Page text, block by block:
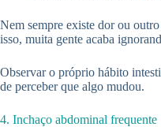
Nem sempre existe dor ou
isso, muita gente acaba
Observar o próprio hábito
de perceber que algo mudou.
4. Inchaço abdominal frequente